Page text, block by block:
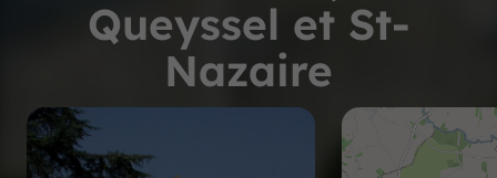
Queyssel et St-
Nazaire